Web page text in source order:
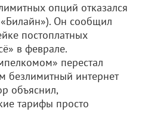
опций отказался
Он сообщил
постоплатных
в феврале.
перестал
безлимитный интернет
объяснил,
тарифы просто